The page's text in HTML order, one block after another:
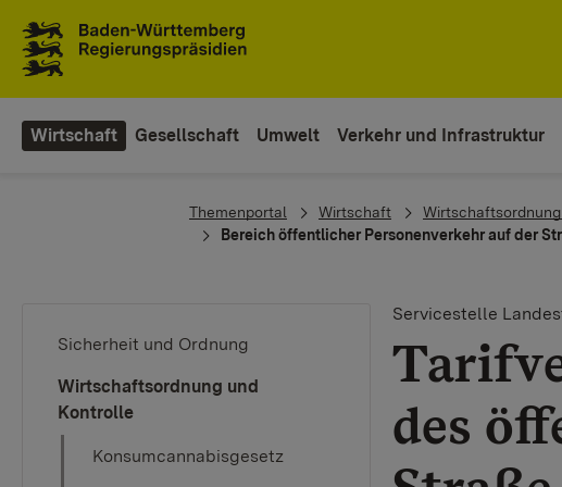
Wirtschaft Gesellschaft Umwelt Verkehr und Infrastruktur
You are here:
Themenportal Wirtschaft
Bereich öffentlicher Personenverkehr auf der
Sicherheit und Ordnung
Wirtschaftsordnung und
Kontrolle
Konsumcannabisgesetz
Servicestelle
des